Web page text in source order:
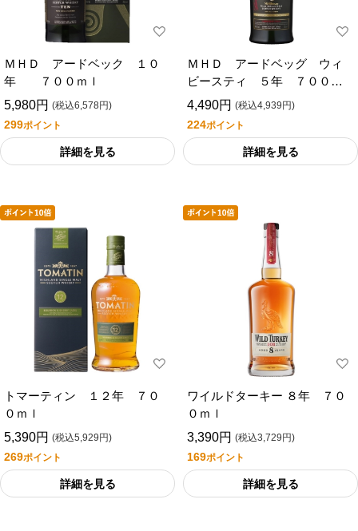
ＭＨＤ アードベック １０
年 ７００ｍｌ
5,980円 (税込6,578円)
299ポイント
詳細を見る
ＭＨＤ アードベッグ ウィ
ビースティ ５年 ７００ｍ
ｌ
4,490円 (税込4,939円)
224ポイント
詳細を見る
トマーティン １２年 ７０
０ｍｌ
5,390円 (税込5,929円)
269ポイント
詳細を見る
ワイルドターキー ８年 ７０
０ｍｌ
3,390円 (税込3,729円)
169ポイント
詳細を見る